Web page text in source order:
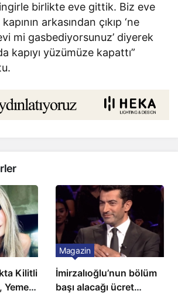
birlikte eve gittik. Biz eve
arkasından çıkıp ‘ne
mi gasbediyorsunuz’ diyerek
kapıyı yüzümüze kapattı”
Kilitli
Yemek
İmirzalıoğlu’nun bölüm
başı alacağı ücret
Magazin